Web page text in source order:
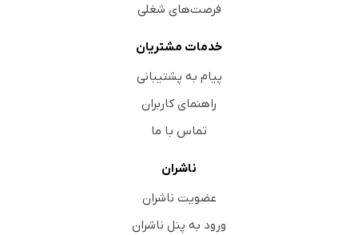
فرصت‌های شغلی
خدمات مشتریان
پیام به پشتیبانی
راهنمای کاربران
تماس با ما
ناشران
عضویت ناشران
ورود به پنل ناشران